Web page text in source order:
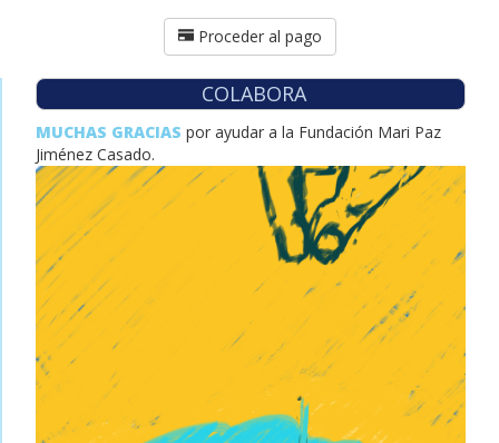
Proceder al pago
COLABORA
MUCHAS GRACIAS por ayudar a la Fundación Mari Paz
Jiménez Casado.